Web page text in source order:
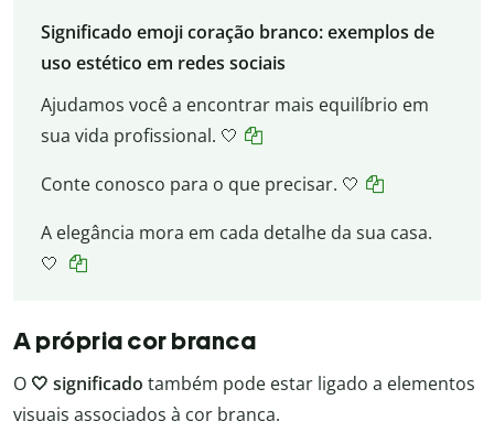
Significado emoji coração branco: exemplos de
uso estético em redes sociais
Ajudamos você a encontrar mais equilíbrio em
sua vida profissional. 🤍
Conte conosco para o que precisar. 🤍
A elegância mora em cada detalhe da sua casa.
🤍
A própria cor branca
O 🤍 significado também pode estar ligado a elementos
visuais associados à cor branca.